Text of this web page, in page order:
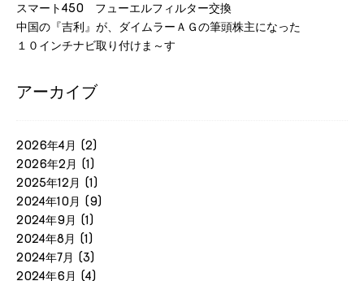
スマート450 フューエルフィルター交換
中国の『吉利』が、ダイムラーＡＧの筆頭株主になった
１０インチナビ取り付けま～す
アーカイブ
2026年4月 (2)
2026年2月 (1)
2025年12月 (1)
2024年10月 (9)
2024年9月 (1)
2024年8月 (1)
2024年7月 (3)
2024年6月 (4)